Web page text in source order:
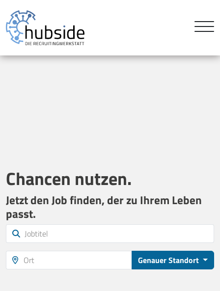
Chancen nutzen.
Jetzt den Job finden, der zu Ihrem Leben
passt.
Genauer Standort